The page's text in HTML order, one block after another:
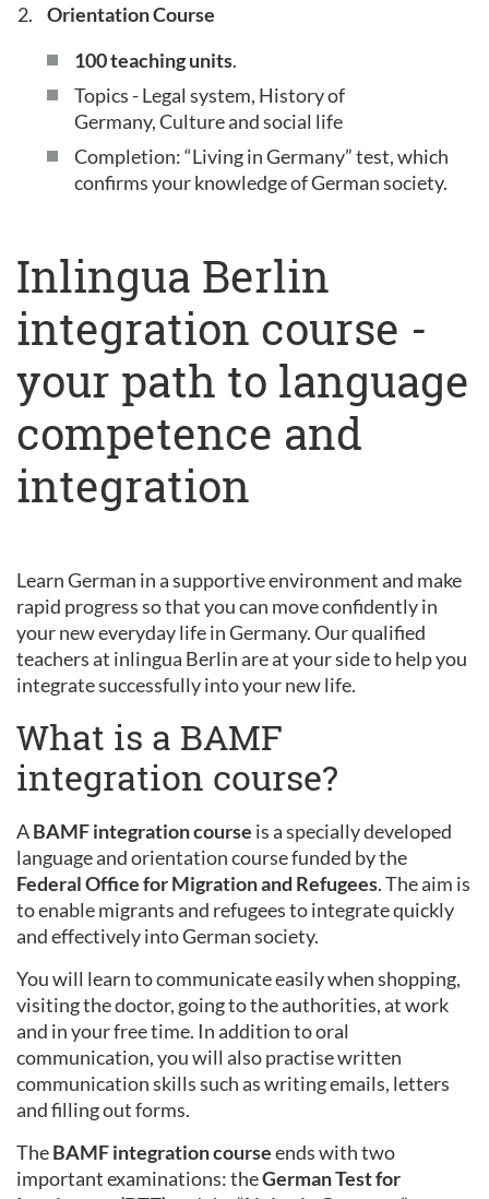
Orientation Course
100 teaching units.
Topics - Legal system, History of
Germany, Culture and social life
Completion: “Living in Germany” test, which
confirms your knowledge of German society.
Inlingua Berlin
integration course -
your path to language
competence and
integration
Learn German in a supportive environment and make
rapid progress so that you can move confidently in
your new everyday life in Germany. Our qualified
teachers at inlingua Berlin are at your side to help you
integrate successfully into your new life.
What is a BAMF
integration course?
ABAMF integration course is a specially developed
language and orientation course funded by the
Federal Office for Migration and Refugees. The aim is
to enable migrants and refugees to integrate quickly
and effectively into German society.
You will learn to communicate easily when shopping,
visiting the doctor, going to the authorities, at work
and in your free time. In addition to oral
communication, you will also practise written
communication skills such as writing emails, letters
and filling out forms.
TheBAMF integration courseends with two
important examinations: theGerman Test for